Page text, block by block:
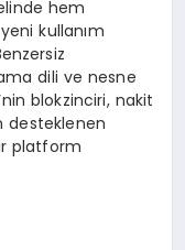
hem
kullanım
dili ve nesne
blokzinciri, nakit
desteklenen
platform